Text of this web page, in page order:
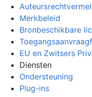
Merkbeleid
Bronbeschikbare
EU en Zwitsers
Diensten
Ondersteuning
Plug-ins